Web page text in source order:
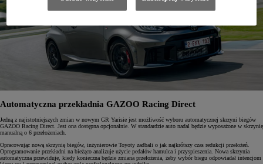
Automatyczna przekładnia GAZOO Racing Direct
Jedną z najistotniejszych zmian w nowym GR Yarisie jest możliwość wyboru automatycznej skrzyni biegów
GAZOO Racing Direct. Jest ona dostępna opcjonalnie. W standardzie auto nadal będzie wyposażone w skrzynię
manualną o 6 przełożeniach.
Opracowując nową skrzynię biegów, inżynierowie Toyoty zadbali o jak najkrótszy czas redukcji przełożeń.
Oprogramowanie przekładni na bieżąco analizuje użycie pedałów hamulca i przyspieszenia. Nowa skrzynia
automatyczna przewiduje, kiedy konieczna będzie zmiana przełożenia, żeby wybór biegu odpowiadał intencjom